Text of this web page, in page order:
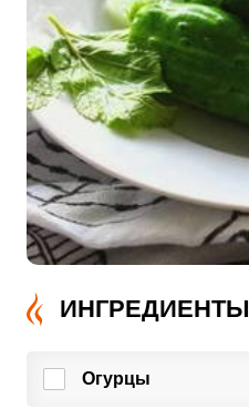
ИНГРЕДИЕНТЫ
Огурцы